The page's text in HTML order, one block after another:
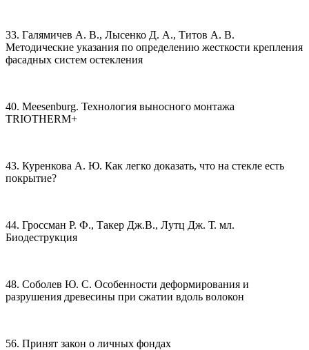
33. Галямичев А. В., Лысенко Д. А., Титов А. В.
Методические указания по определению жесткости крепления
фасадных систем остекления
40. Meesenburg. Технология выносного монтажа
TRIOTHERM+
43. Куренкова А. Ю. Как легко доказать, что на стекле есть
покрытие?
44. Гроссман Р. Ф., Такер Дж.В., Лутц Дж. Т. мл.
Биодеструкция
48. Соболев Ю. С. Особенности деформирования и
разрушения древесины при сжатии вдоль волокон
56. Принят закон о личных фондах